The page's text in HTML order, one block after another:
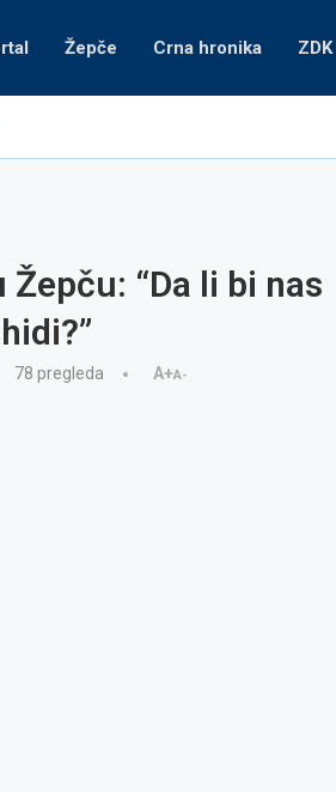
Žepče Crna hronika ZDK
“Da li bi nas
78 pregleda A+A-